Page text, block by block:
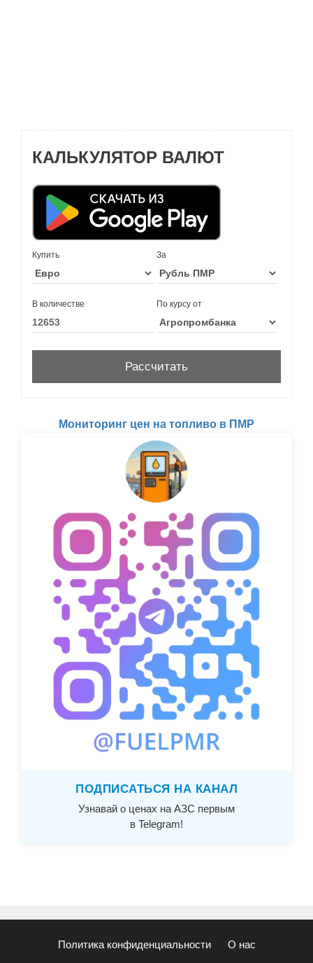
КАЛЬКУЛЯТОР ВАЛЮТ
Купить За
В количестве По курсу от
Мониторинг цен на топливо в ПМР
ПОДПИСАТЬСЯ НА КАНАЛ
Узнавай о ценах на АЗС первым
в Telegram!
Политика конфиденциальности О нас